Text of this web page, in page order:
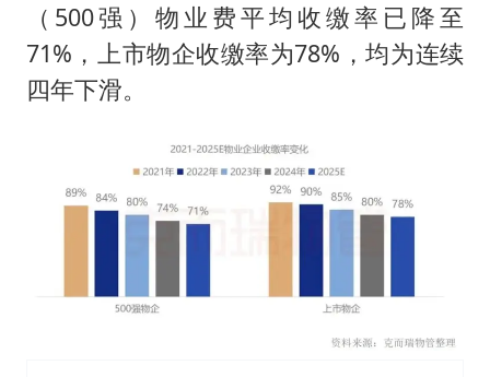
（500强）物业费平均收缴率已降至
71%，上市物企收缴率为78%，均为连续
四年下滑。